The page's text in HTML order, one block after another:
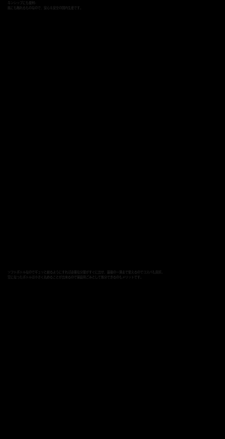
キンシップにも便利♪
肌にも触れるものなので、安心＆安全の国内生産です。
ソフトボトルなのでギュッと絞るようにすれば必要な分量がすぐに出せ、最後の一滴まで使えるのでコスパも良好。
空になったボトルは小さく丸めることが出来るので家庭用ごみとして処分できるのもメリットです。